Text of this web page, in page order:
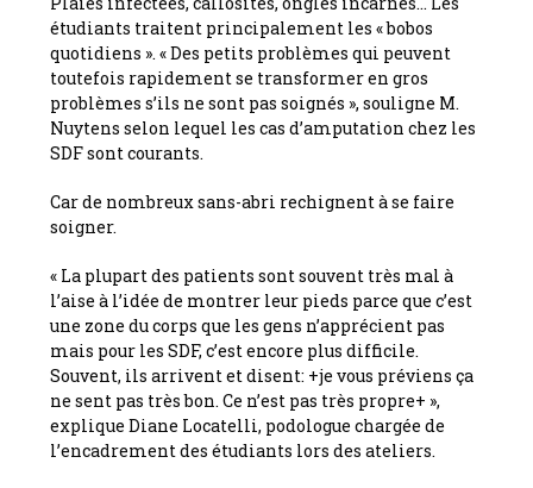
étudiants traitent principalement les « bobos
quotidiens ». « Des petits problèmes qui peuvent
toutefois rapidement se transformer en gros
problèmes s’ils ne sont pas soignés », souligne M.
Nuytens selon lequel les cas d’amputation chez les
SDF sont courants.
Car de nombreux sans-abri rechignent à se faire
soigner.
« La plupart des patients sont souvent très mal à
l’aise à l’idée de montrer leur pieds parce que c’est
une zone du corps que les gens n’apprécient pas
mais pour les SDF, c’est encore plus difficile.
Souvent, ils arrivent et disent: +je vous préviens ça
ne sent pas très bon. Ce n’est pas très propre+ »,
explique Diane Locatelli, podologue chargée de
l’encadrement des étudiants lors des ateliers.